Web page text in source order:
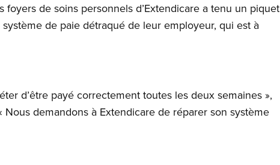
de soins personnels d’Extendicare a tenu un piquet
de paie détraqué de leur employeur, qui est à
d’être payé correctement toutes les deux semaines »,
demandons à Extendicare de réparer son système